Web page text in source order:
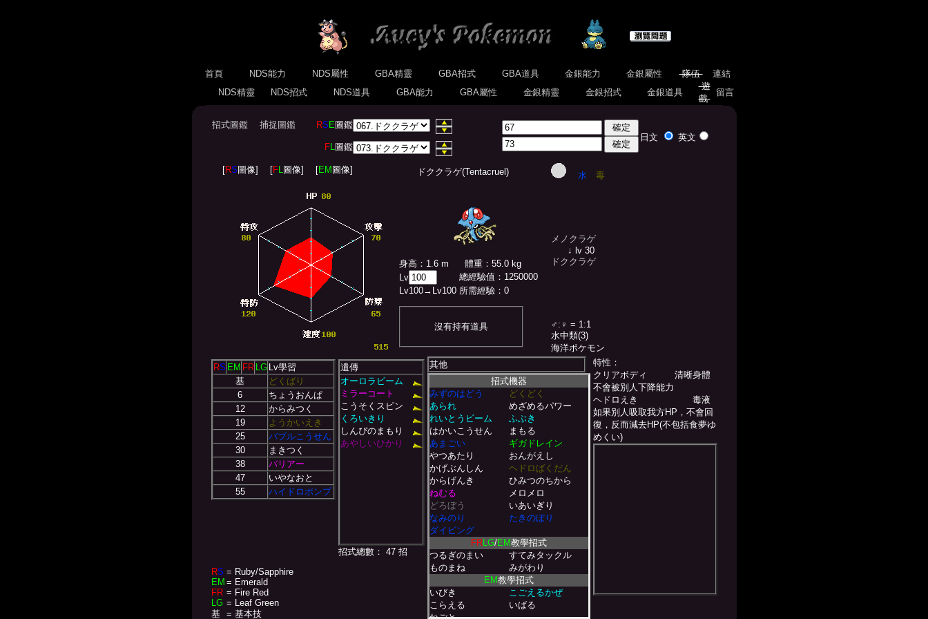
首頁 NDS能力 NDS屬性 GBA精靈 GBA招式 GBA道具 金銀能力 金銀屬性 隊伍
連結
NDS精靈
NDS招式 NDS道具 GBA能力 GBA屬性 金銀精靈 金銀招式 金銀道具
遊
戲
留言
招式圖鑑 捕捉圖鑑 RS E圖鑑
FL圖鑑
日文 英文
[RS 圖像] [FL圖像] [EM 圖像] ドククラゲ(Tentacruel) 水 毒
身高：1.6 m
體重：55.0 kg
Lv
總經驗值 ： 1250000
Lv100→Lv100 所需經驗： 0
沒有持有道具
メノクラゲ
↓ lv 30
ドククラゲ
♂:♀ = 1:1
水中類(3)
海洋ポケモン
其他
招式機器
みずのはどう
どくどく
あられ
めざめるパワー
れいとうビーム
ふぶき
はかいこうせん
まもる
あまごい
ギガドレイン
やつあたり
おんがえし
かげぶんしん
ヘドロばくだん
からげんき
ひみつのちから
ねむる
メロメロ
どろぼう
いあいぎり
なみのり
たきのぼり
ダイビング
FRLG/EM教學招式
つるぎのまい
すてみタックル
ものまね
みがわり
EM教學招式
いびき
こごえるかぜ
こらえる
いばる
特性：
クリアボディ
清晰身體
不會被別人下降能力
ヘドロえき
毒液
如果別人吸取我方HP，不會回
復，反而減去HP(不包括食夢ゆ
めくい)
RS EM FR LG Lv學習
基
どくばり
6
ちょうおんぱ
12
からみつく
19
ようかいえき
25
バブルこうせん
30
まきつく
38
バリアー
47
いやなおと
55
ハイドロポンプ
RS = Ruby/Sapphire
EM = Emerald
FR = Fire Red
LG = Leaf Green
基
= 基本技
遺傳
オーロラビーム
ミラーコート
こうそくスピン
くろいきり
しんぴのまもり
あやしいひかり
招式總數： 47 招